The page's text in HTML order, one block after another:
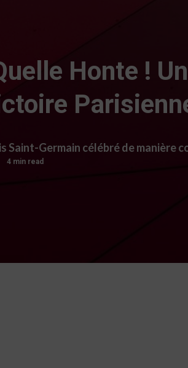
Honte !
Saint-Germain célébré de manière
4 min read